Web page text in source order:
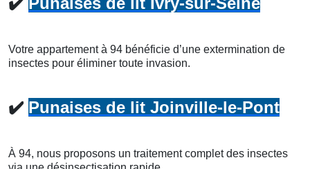
Votre appartement à 94 bénéficie d’une extermination de
insectes pour éliminer toute invasion.
✔️ Punaises de lit Joinville-le-Pont
À 94, nous proposons un traitement complet des insectes